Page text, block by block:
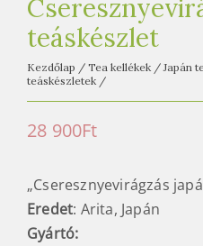
teáskészlet
Kezdőlap / Tea kellékek / Japán
teáskészletek /
28 900Ft
„Cseresznyevirágzás
Eredet: Arita, Japán
Gyártó: